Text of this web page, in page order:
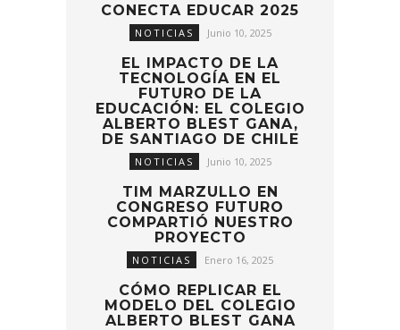
CONECTA EDUCAR 2025
NOTICIAS Junio 10, 2025
EL IMPACTO DE LA
TECNOLOGÍA EN EL
FUTURO DE LA
EDUCACIÓN: EL COLEGIO
ALBERTO BLEST GANA,
DE SANTIAGO DE CHILE
NOTICIAS Junio 10, 2025
TIM MARZULLO EN
CONGRESO FUTURO
COMPARTIÓ NUESTRO
PROYECTO
NOTICIAS Enero 16, 2025
CÓMO REPLICAR EL
MODELO DEL COLEGIO
ALBERTO BLEST GANA